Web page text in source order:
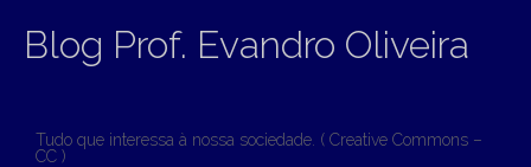
Blog Prof. Evandro Oliveira
Tudo que interessa à nossa sociedade. ( Creative Commons –
CC )